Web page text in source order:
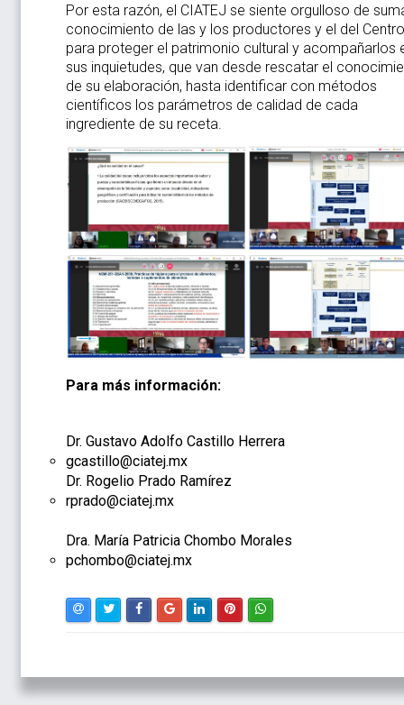
Por esta razón, el CIATEJ se siente orgulloso de
conocimiento de las y los productores y el del Centro
para proteger el patrimonio cultural y acompañarlos
sus inquietudes, que van desde rescatar el
de su elaboración, hasta identificar con métodos
científicos los parámetros de calidad de cada
ingrediente de su receta.
Para más información:
Dr. Gustavo Adolfo Castillo Herrera
gcastillo@ciatej.mx
Dr. Rogelio Prado Ramírez
rprado@ciatej.mx
Dra. María Patricia Chombo Morales
pchombo@ciatej.mx